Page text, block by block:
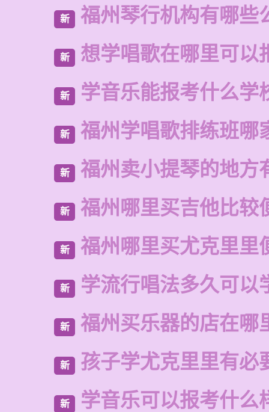
新 福州琴行机构有哪些
新 想学唱歌在哪里可以
新 学音乐能报考什么学
新 福州学唱歌排练班哪
新 福州卖小提琴的地方
新 福州哪里买吉他比较
新 福州哪里买尤克里里
新 学流行唱法多久可以
新 福州买乐器的店在哪
新 孩子学尤克里里有必
新 学音乐可以报考什么